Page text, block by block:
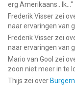
erg Amerikaans.. Ik... "
Frederik Visser zei
naar ervaringen van
Frederik Visser zei
naar ervaringen van
Mario van Gool zei
zoon niet meer in te
Thijs zei over